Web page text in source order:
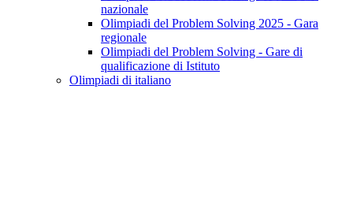
nazionale
Olimpiadi del Problem Solving 2025 - Gara
regionale
Olimpiadi del Problem Solving - Gare di
qualificazione di Istituto
Olimpiadi di italiano